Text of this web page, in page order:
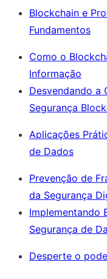
Blockchain e
Fundamentos
Como o
Informação
Desvendando a
Segurança
Aplicações
de Dados
Prevenção de
da Segurança
Implementando
Segurança de
Desperte o